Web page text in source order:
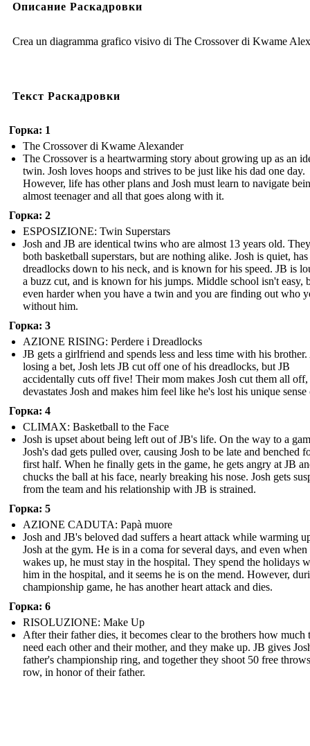
Описание Раскадровки
Crea un diagramma grafico visivo di The Crossover di Kwame
Текст Раскадровки
Горка: 1
The Crossover di Kwame Alexander
The Crossover is a heartwarming story about growing up as an
twin. Josh loves hoops and strives to be just like his dad one day.
However, life has other plans and Josh must learn to navigate
almost teenager and all that goes along with it.
Горка: 2
ESPOSIZIONE: Twin Superstars
Josh and JB are identical twins who are almost 13 years old.
both basketball superstars, but are nothing alike. Josh is quiet, has
dreadlocks down to his neck, and is known for his speed. JB is
a buzz cut, and is known for his jumps. Middle school isn't easy,
even harder when you have a twin and you are finding out who
without him.
Горка: 3
AZIONE RISING: Perdere i Dreadlocks
JB gets a girlfriend and spends less and less time with his
losing a bet, Josh lets JB cut off one of his dreadlocks, but JB
accidentally cuts off five! Their mom makes Josh cut them all
devastates Josh and makes him feel like he's lost his unique
Горка: 4
CLIMAX: Basketball to the Face
Josh is upset about being left out of JB's life. On the way to a
Josh's dad gets pulled over, causing Josh to be late and benched
first half. When he finally gets in the game, he gets angry at JB
chucks the ball at his face, nearly breaking his nose. Josh gets
from the team and his relationship with JB is strained.
Горка: 5
AZIONE CADUTA: Papà muore
Josh and JB's beloved dad suffers a heart attack while warming
Josh at the gym. He is in a coma for several days, and even when
wakes up, he must stay in the hospital. They spend the holidays
him in the hospital, and it seems he is on the mend. However,
championship game, he has another heart attack and dies.
Горка: 6
RISOLUZIONE: Make Up
After their father dies, it becomes clear to the brothers how much
need each other and their mother, and they make up. JB gives
father's championship ring, and together they shoot 50 free
row, in honor of their father.